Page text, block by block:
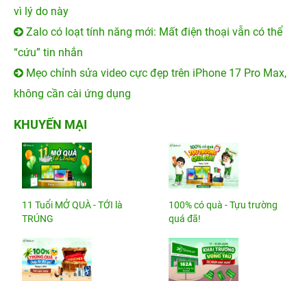
vì lý do này
Zalo có loạt tính năng mới: Mất điện thoại vẫn có thể
“cứu” tin nhắn
Mẹo chỉnh sửa video cực đẹp trên iPhone 17 Pro Max,
không cần cài ứng dụng
KHUYẾN MẠI
11 Tuổi MỞ QUÀ - TỚI là
TRÚNG
100% có quà - Tựu trường
quá đã!